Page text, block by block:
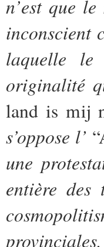
n’est que
inconscient
laquelle le
originalité
land is mij
s’oppose l’
une
entière des